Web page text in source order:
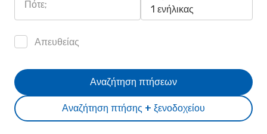
Πότε; 1 ενήλικας
Απευθείας
Αναζήτηση πτήσης + ξενοδοχείου
Αναζήτηση πτήσεων